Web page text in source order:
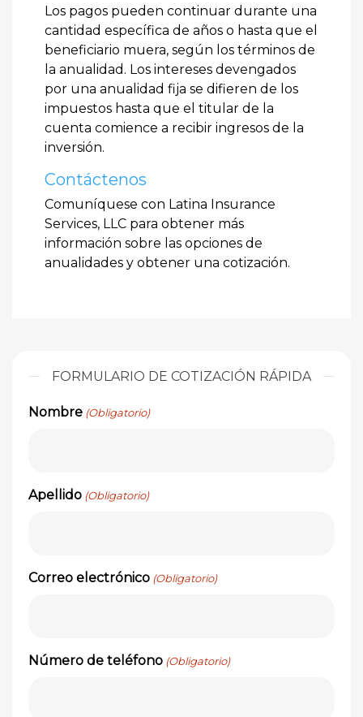
Los pagos pueden continuar durante una
cantidad específica de años o hasta que el
beneficiario muera, según los términos de
la anualidad. Los intereses devengados
por una anualidad fija se difieren de los
impuestos hasta que el titular de la
cuenta comience a recibir ingresos de la
inversión.
Contáctenos
Comuníquese con Latina Insurance
Services, LLC para obtener más
información sobre las opciones de
anualidades y obtener una cotización.
FORMULARIO DE COTIZACIÓN RÁPIDA
Nombre (Obligatorio)
Apellido (Obligatorio)
Correo electrónico (Obligatorio)
Número de teléfono (Obligatorio)